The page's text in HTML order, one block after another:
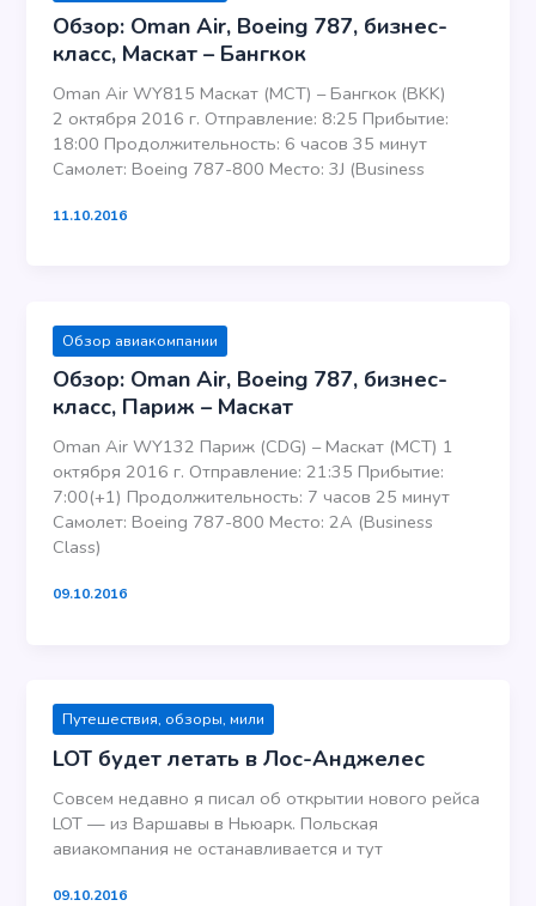
Обзор: Oman Air, Boeing 787, бизнес-
класс, Маскат – Бангкок
Oman Air WY815 Маскат (MCT) – Бангкок (BKK)
2 октября 2016 г. Отправление: 8:25 Прибытие:
18:00 Продолжительность: 6 часов 35 минут
Самолет: Boeing 787-800 Место: 3J (Business
11.10.2016
Обзор авиакомпании
Обзор: Oman Air, Boeing 787, бизнес-
класс, Париж – Маскат
Oman Air WY132 Париж (CDG) – Маскат (MCT) 1
октября 2016 г. Отправление: 21:35 Прибытие:
7:00(+1) Продолжительность: 7 часов 25 минут
Самолет: Boeing 787-800 Место: 2A (Business
Class)
09.10.2016
Путешествия, обзоры, мили
LOT будет летать в Лос-Анджелес
Совсем недавно я писал об открытии нового рейса
LOT — из Варшавы в Ньюарк. Польская
авиакомпания не останавливается и тут
09.10.2016